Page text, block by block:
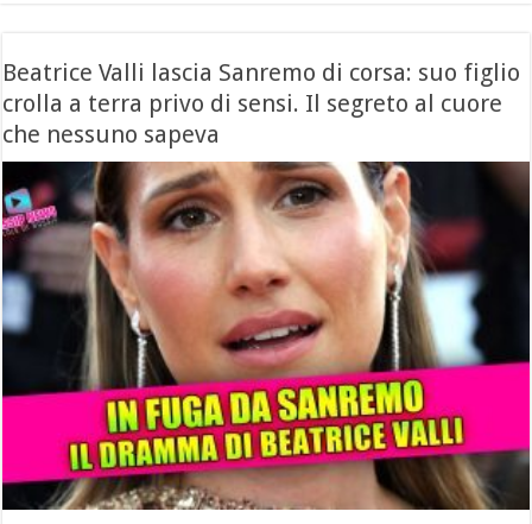
Beatrice Valli lascia Sanremo di corsa: suo figlio
crolla a terra privo di sensi. Il segreto al cuore
che nessuno sapeva